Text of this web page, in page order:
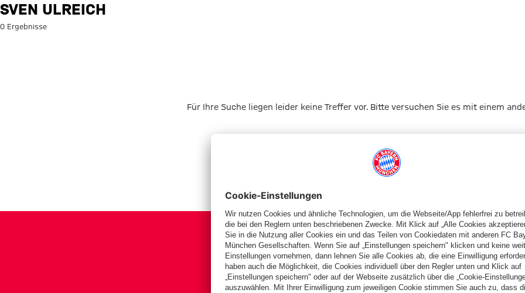
Suche: Sven Ulreich
SVEN ULREICH
0 Ergebnisse
Für Ihre Suche liegen leider keine Treffer vor. Bitte versuchen Sie es mit einem